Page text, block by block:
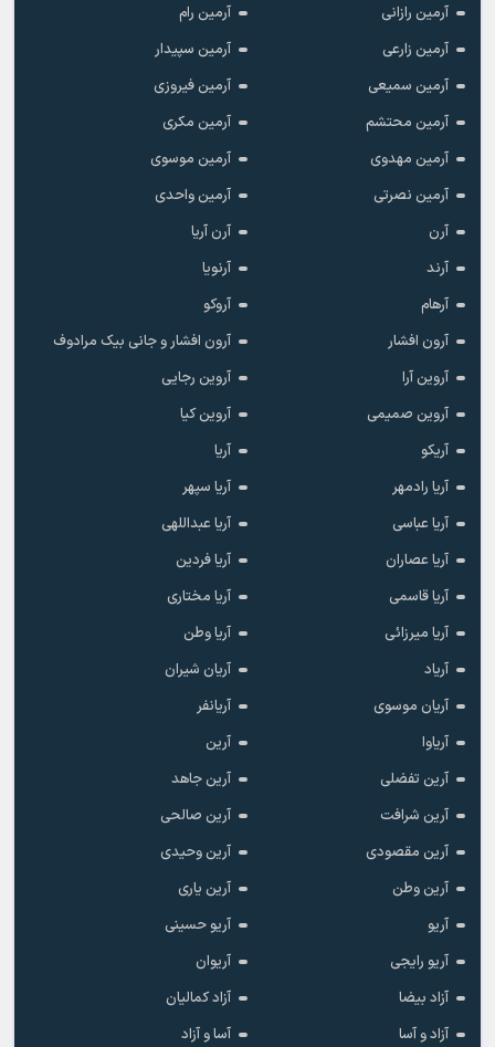
آرمین رازانی
آرمین رام
آرمین زارعی
آرمین سپیدار
آرمین سمیعی
آرمین فیروزی
آرمین محتشم
آرمین مکری
آرمین مهدوی
آرمین موسوی
آرمین نصرتی
آرمین واحدی
آرن
آرن آریا
آرند
آرنویا
آرهام
آروکو
آرون افشار
آرون افشار و جانی بیک مرادوف
آروین آرا
آروین رجایی
آروین صمیمی
آروین کیا
آریکو
آریا
آریا رادمهر
آریا سپهر
آریا عباسی
آریا عبداللهی
آریا عصاران
آریا فردین
آریا قاسمی
آریا مختاری
آریا میرزائی
آریا وطن
آریاد
آریان شیران
آریان موسوی
آریانفر
آریاوا
آرین
آرین تفضلی
آرین جاهد
آرین شرافت
آرین صالحی
آرین مقصودی
آرین وحیدی
آرین وطن
آرین یاری
آریو
آریو حسینی
آریو رایجی
آریوان
آزاد بیضا
آزاد کمالیان
آزاد و آسا
آسا و آزاد